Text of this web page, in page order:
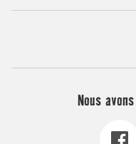
Nous